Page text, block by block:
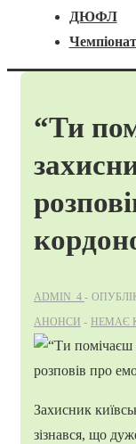
ДЮФЛ
Чемпіонат
“Ти
ADMIN_4
АНОНСИ
НЕМАЄ
Захисник
зізнався, що